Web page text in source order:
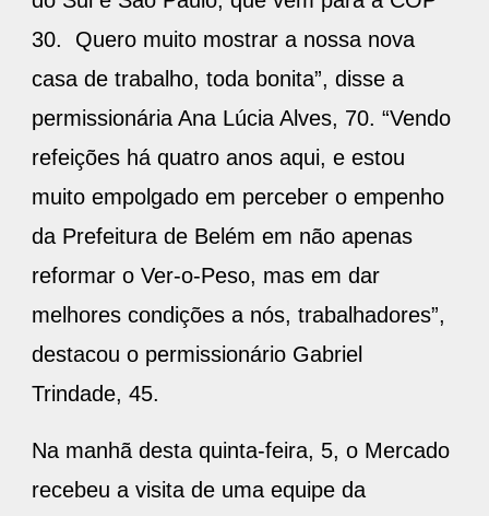
30. Quero muito mostrar a nossa nova
casa de trabalho, toda bonita”, disse a
permissionária Ana Lúcia Alves, 70. “Vendo
refeições há quatro anos aqui, e estou
muito empolgado em perceber o empenho
da Prefeitura de Belém em não apenas
reformar o Ver-o-Peso, mas em dar
melhores condições a nós, trabalhadores”,
destacou o permissionário Gabriel
Trindade, 45.
Na manhã desta quinta-feira, 5, o Mercado
recebeu a visita de uma equipe da